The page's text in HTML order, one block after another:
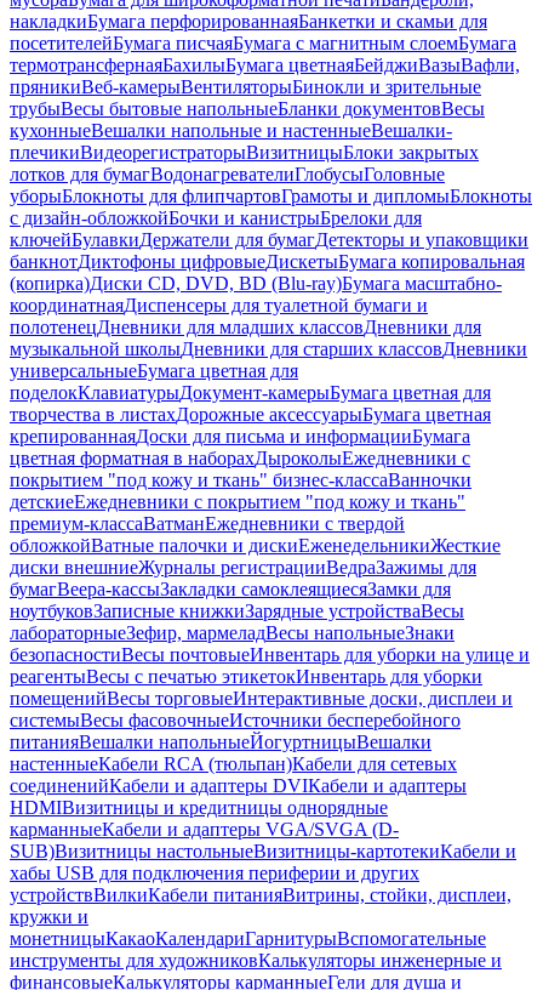
накладкиБумага перфорированнаяБанкетки и скамьи для
посетителейБумага писчаяБумага с магнитным слоемБумага
термотрансфернаяБахилыБумага цветнаяБейджиВазыВафли,
пряникиВеб-камерыВентиляторыБинокли и зрительные
трубыВесы бытовые напольныеБланки документовВесы
кухонныеВешалки напольные и настенныеВешалки-
плечикиВидеорегистраторыВизитницыБлоки закрытых
лотков для бумагВодонагревателиГлобусыГоловные
уборыБлокноты для флипчартовГрамоты и дипломыБлокноты
с дизайн-обложкойБочки и канистрыБрелоки для
ключейБулавкиДержатели для бумагДетекторы и упаковщики
банкнотДиктофоны цифровыеДискетыБумага копировальная
(копирка)Диски CD, DVD, BD (Blu-ray)Бумага масштабно-
координатнаяДиспенсеры для туалетной бумаги и
полотенецДневники для младших классовДневники для
музыкальной школыДневники для старших классовДневники
универсальныеБумага цветная для
поделокКлавиатурыДокумент-камерыБумага цветная для
творчества в листахДорожные аксессуарыБумага цветная
крепированнаяДоски для письма и информацииБумага
цветная форматная в наборахДыроколыЕжедневники с
покрытием "под кожу и ткань" бизнес-классаВанночки
детскиеЕжедневники с покрытием "под кожу и ткань"
премиум-классаВатманЕжедневники с твердой
обложкойВатные палочки и дискиЕженедельникиЖесткие
диски внешниеЖурналы регистрацииВедраЗажимы для
бумагВеера-кассыЗакладки самоклеящиесяЗамки для
ноутбуковЗаписные книжкиЗарядные устройстваВесы
лабораторныеЗефир, мармеладВесы напольныеЗнаки
безопасностиВесы почтовыеИнвентарь для уборки на улице и
реагентыВесы с печатью этикетокИнвентарь для уборки
помещенийВесы торговыеИнтерактивные доски, дисплеи и
системыВесы фасовочныеИсточники бесперебойного
питанияВешалки напольныеЙогуртницыВешалки
настенныеКабели RCA (тюльпан)Кабели для сетевых
соединенийКабели и адаптеры DVIКабели и адаптеры
HDMIВизитницы и кредитницы однорядные
карманныеКабели и адаптеры VGA/SVGA (D-
SUB)Визитницы настольныеВизитницы-картотекиКабели и
хабы USB для подключения периферии и других
устройствВилкиКабели питанияВитрины, стойки, дисплеи,
кружки и
монетницыКакаоКалендариГарнитурыВспомогательные
инструменты для художниковКалькуляторы инженерные и
финансовыеКалькуляторы карманныеГели для душа и